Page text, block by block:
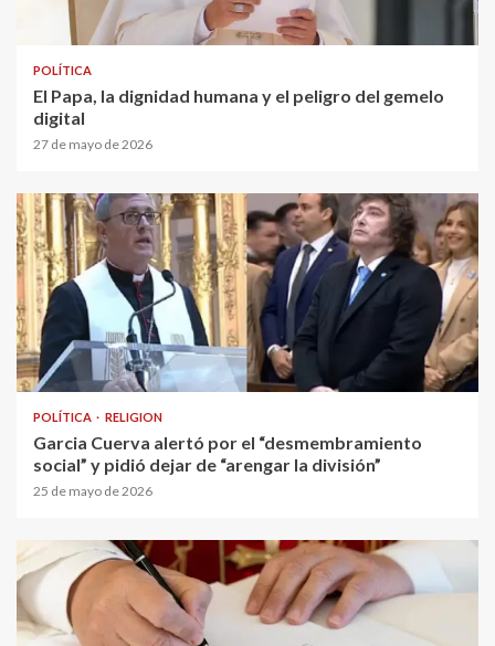
POLÍTICA
El Papa, la dignidad humana y el peligro del gemelo
digital
27 de mayo de 2026
POLÍTICA RELIGION
Garcia Cuerva alertó por el “desmembramiento
social” y pidió dejar de “arengar la división”
25 de mayo de 2026